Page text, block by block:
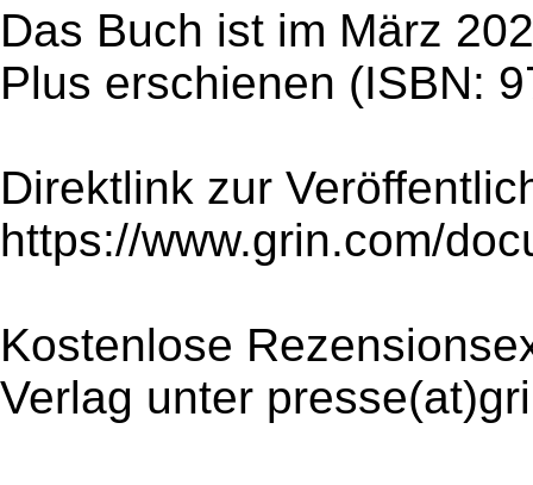
Das Buch ist im März
Plus erschienen (ISBN:
Direktlink zur
https://www.grin.com/
Kostenlose
Verlag unter